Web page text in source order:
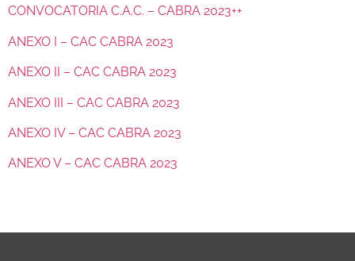
CONVOCATORIA C.A.C. – CABRA 2023++
ANEXO I – CAC CABRA 2023
ANEXO II – CAC CABRA 2023
ANEXO III – CAC CABRA 2023
ANEXO IV – CAC CABRA 2023
ANEXO V – CAC CABRA 2023